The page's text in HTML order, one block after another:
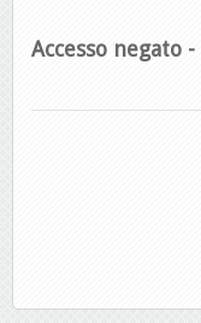
Accesso negato